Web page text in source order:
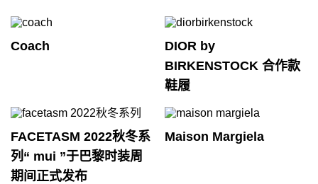
Coach
DIOR by
BIRKENSTOCK 合作款
鞋履
FACETASM 2022秋冬系
列“ mui ”于巴黎时装周
期间正式发布
Maison Margiela